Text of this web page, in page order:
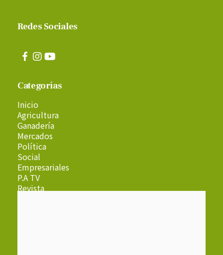
Redes Sociales
Categorías
Inicio
Agricultura
Ganadería
Mercados
Política
Social
Empresariales
P.A TV
Revista